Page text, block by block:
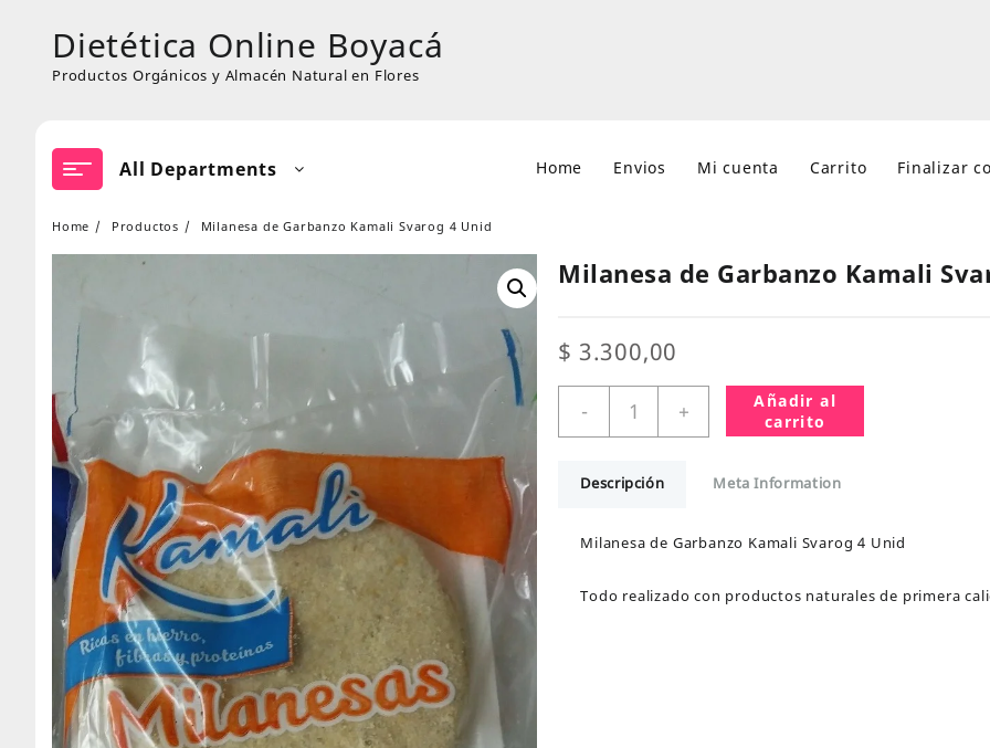
contentDietética Online Boyacá
Productos Orgánicos y Almacén Natural en Flores
All Departments Home Envios Mi cuenta Carrito Finalizar
Home Productos Milanesa de Garbanzo Kamali Svarog 4 Unid
Milanesa de Garbanzo Kamali
$ 3.300,00
-
Garbanzo
Svarog
Unid
+
Añadir al
carrito
Descripción Meta Information
Milanesa de Garbanzo Kamali Svarog 4 Unid
Todo realizado con productos naturales de primera